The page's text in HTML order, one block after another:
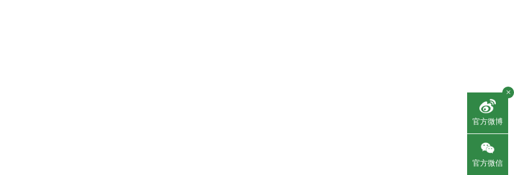
×
官方微博
官方微信